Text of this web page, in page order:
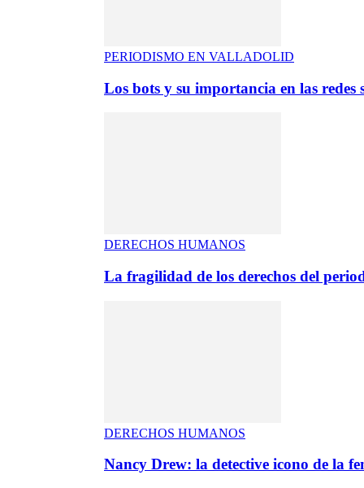
PERIODISMO EN VALLADOLID
Los bots y su importancia en las redes
DERECHOS HUMANOS
La fragilidad de los derechos del
DERECHOS HUMANOS
Nancy Drew: la detective icono de la